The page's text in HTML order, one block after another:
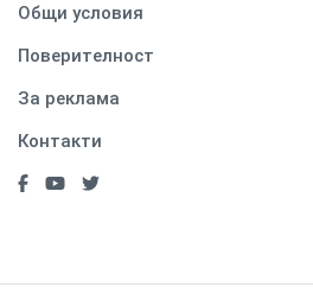
Общи условия
Поверителност
За реклама
Контакти